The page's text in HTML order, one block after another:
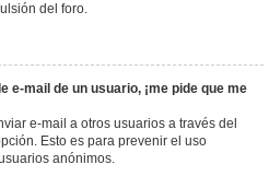
del foro.
e-mail de un usuario, ¡me pide que me
e-mail a otros usuarios a través del
Esto es para prevenir el uso
anónimos.